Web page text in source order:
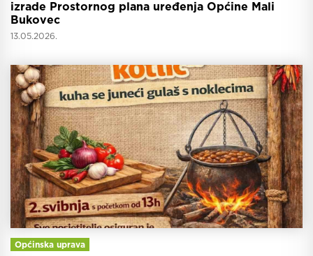
izrade Prostornog plana uređenja Općine Mali
Bukovec
13.05.2026.
Općinska uprava